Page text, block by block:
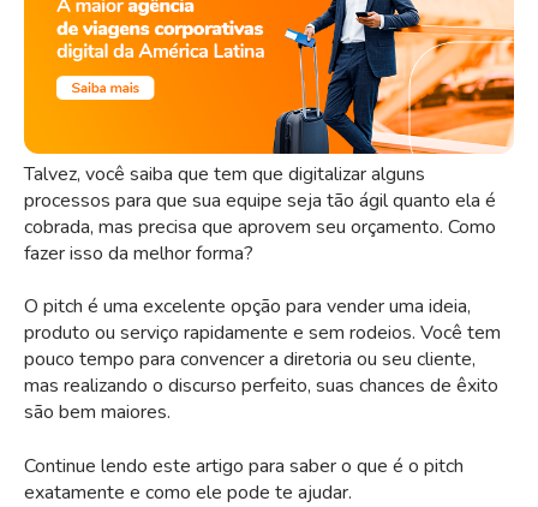
Talvez, você saiba que tem que digitalizar alguns
processos para que sua equipe seja tão ágil quanto ela é
cobrada, mas precisa que aprovem seu orçamento. Como
fazer isso da melhor forma?
O pitch é uma excelente opção para vender uma ideia,
produto ou serviço rapidamente e sem rodeios. Você tem
pouco tempo para convencer a diretoria ou seu cliente,
mas realizando o discurso perfeito, suas chances de êxito
são bem maiores.
Continue lendo este artigo para saber o que é o pitch
exatamente e como ele pode te ajudar.